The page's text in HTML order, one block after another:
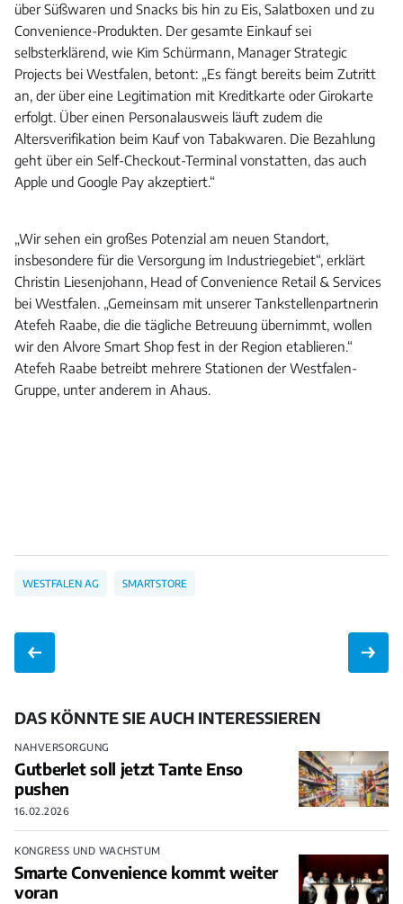
über Süßwaren und Snacks bis hin zu Eis, Salatboxen und zu
Convenience-Produkten. Der gesamte Einkauf sei
selbsterklärend, wie Kim Schürmann, Manager Strategic
Projects bei Westfalen, betont: „Es fängt bereits beim Zutritt
an, der über eine Legitimation mit Kreditkarte oder Girokarte
erfolgt. Über einen Personalausweis läuft zudem die
Altersverifikation beim Kauf von Tabakwaren. Die Bezahlung
geht über ein Self-Checkout-Terminal vonstatten, das auch
Apple und Google Pay akzeptiert.“
„Wir sehen ein großes Potenzial am neuen Standort,
insbesondere für die Versorgung im Industriegebiet“, erklärt
Christin Liesenjohann, Head of Convenience Retail & Services
bei Westfalen. „Gemeinsam mit unserer Tankstellenpartnerin
Atefeh Raabe, die die tägliche Betreuung übernimmt, wollen
wir den Alvore Smart Shop fest in der Region etablieren.“
Atefeh Raabe betreibt mehrere Stationen der Westfalen-
Gruppe, unter anderem in Ahaus.
WESTFALEN AG SMARTSTORE
DAS KÖNNTE SIE AUCH INTERESSIEREN
NAHVERSORGUNG
Gutberlet soll jetzt Tante Enso
pushen
16.02.2026
KONGRESS UND WACHSTUM
Smarte Convenience kommt weiter
voran